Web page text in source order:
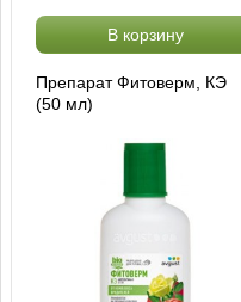
В корзину
Препарат Фитоверм, КЭ
(50 мл)